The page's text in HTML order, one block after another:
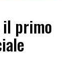
il primo